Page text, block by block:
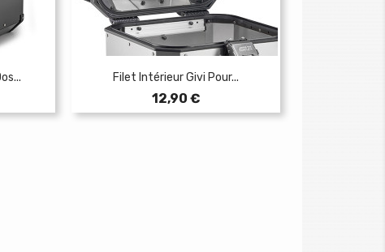
Filet Intérieur Givi Pour...
Prix
12,90 €